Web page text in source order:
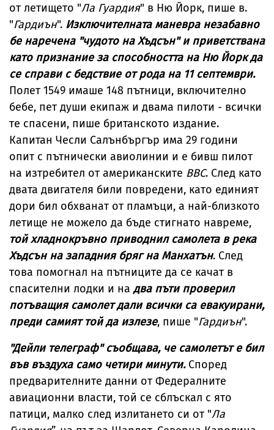
от летището "Ла Гуардия" в Ню Йорк, пише в.
"Гардиън". Изключителната маневра незабавно
бе наречена "чудото на Хъдсън" и приветствана
като признание за способността на Ню Йорк да
се справи с бедствие от рода на 11 септември.
Полет 1549 имаше 148 пътници, включително
бебе, пет души екипаж и двама пилоти - всички
те спасени, пише британското издание.
Капитан Чесли Салънбъргър има 29 години
опит с пътнически авиолинии и е бивш пилот
на изтребител от американските ВВС. След като
двата двигателя били повредени, като единият
дори бил обхванат от пламъци, а най-близкото
летище не можело да бъде стигнато навреме,
той хладнокръвно приводнил самолета в река
Хъдсън на западния бряг на Манхатън. След
това помогнал на пътниците да се качат в
спасителни лодки и на два пъти проверил
потъващия самолет дали всички са евакуирани,
преди самият той да излезе, пише "Гардиън".
"Дейли телеграф" съобщава, че самолетът е бил
във въздуха само четири минути.Според
предварителните данни от Федералните
авиационни власти, той се сблъскал с ято
патици, малко след излитането си от "Ла